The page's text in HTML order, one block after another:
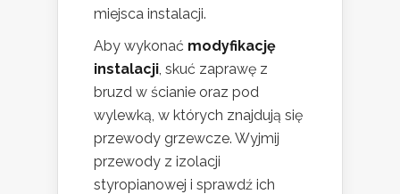
miejsca instalacji.
Aby wykonać modyfikację
instalacji , skuć zaprawę z
bruzd w ścianie oraz pod
wylewką, w których znajdują się
przewody grzewcze. Wyjmij
przewody z izolacji
styropianowej i sprawdź ich